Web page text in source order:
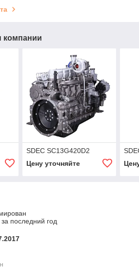
компании
SDEC SC13G420D2
Цену уточняйте
последний год